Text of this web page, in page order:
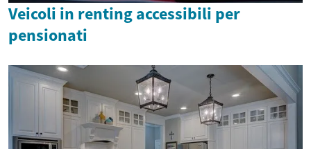
Veicoli in renting accessibili per
pensionati